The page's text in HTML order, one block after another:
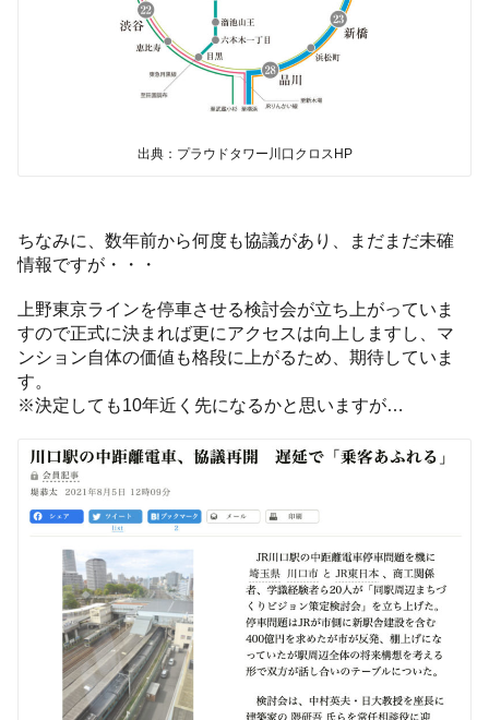
出典：プラウドタワー川口クロスHP
ちなみに、数年前から何度も協議があり、まだまだ未確
情報ですが・・・
上野東京ラインを停車させる検討会が立ち上がっていま
すので正式に決まれば更にアクセスは向上しますし、マ
ンション自体の価値も格段に上がるため、期待していま
す。
※決定しても10年近く先になるかと思いますが…